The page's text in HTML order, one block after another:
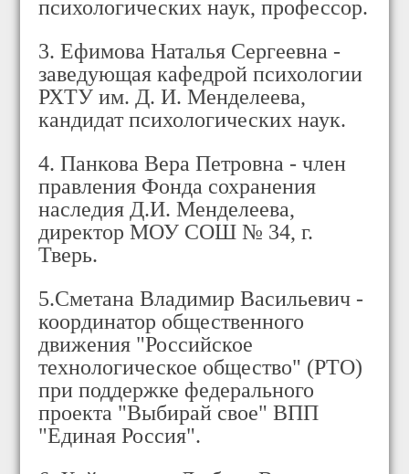
психологических наук, профессор.
3. Ефимова Наталья Сергеевна -
заведующая кафедрой психологии
РХТУ им. Д. И. Менделеева,
кандидат психологических наук.
4. Панкова Вера Петровна - член
правления Фонда сохранения
наследия Д.И. Менделеева,
директор МОУ СОШ № 34, г.
Тверь.
5.Сметана Владимир Васильевич -
координатор общественного
движения "Российское
технологическое общество" (РТО)
при поддержке федерального
проекта "Выбирай свое" ВПП
"Единая Россия".